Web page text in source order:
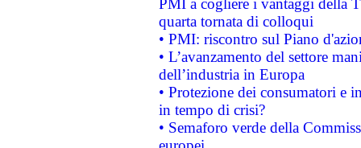
PMI a cogliere i vantaggi della
quarta tornata di colloqui
• PMI: riscontro sul Piano
• L’avanzamento del settore
dell’industria in Europa
• Protezione dei consumatori e
in tempo di crisi?
• Semaforo verde della